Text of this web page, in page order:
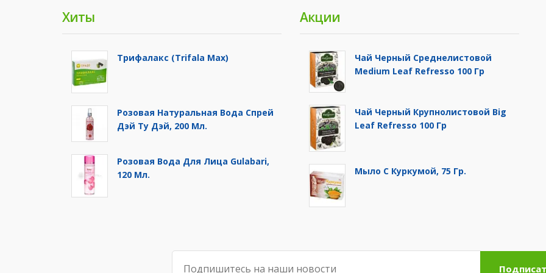
Хиты
Трифалакс (Trifala Max)
Розовая Натуральная Вода Спрей
Дэй Ту Дэй, 200 Мл.
Розовая Вода Для Лица Gulabari,
120 Мл.
Акции
Чай Черный Среднелистовой
Medium Leaf Refresso 100 Гр
Чай Черный Крупнолистовой Big
Leaf Refresso 100 Гр
Мыло С Куркумой, 75 Гр.